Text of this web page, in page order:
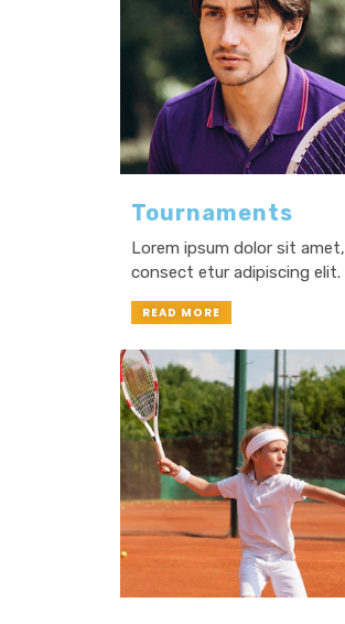
Tournaments
Lorem ipsum dolor sit amet,
consect etur adipiscing elit.
READ MORE